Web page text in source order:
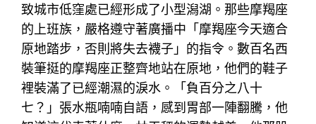
致城市低窪處已經形成了小型潟湖。那些摩羯座
的上班族，嚴格遵守著廣播中「摩羯座今天適合
原地踏步，否則將失去襪子」的指令。數百名西
裝筆挺的摩羯座正整齊地站在原地，他們的鞋子
裡裝滿了已經潮濕的淚水。「負百分之八十
七？」張水瓶喃喃自語，感到胃部一陣翻騰，他